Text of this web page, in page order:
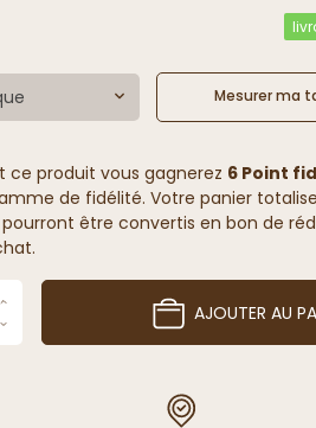
Mesurer ma
ce produit vous gagnerez 6 Point
de fidélité. Votre panier
être convertis en bon de
AJOUTER AU